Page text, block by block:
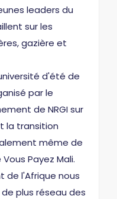
leaders du
sur les
gazière et
d'été de
par le
de NRGI sur
la transition
même de
Payez Mali.
de l'Afrique nous
plus réseau des